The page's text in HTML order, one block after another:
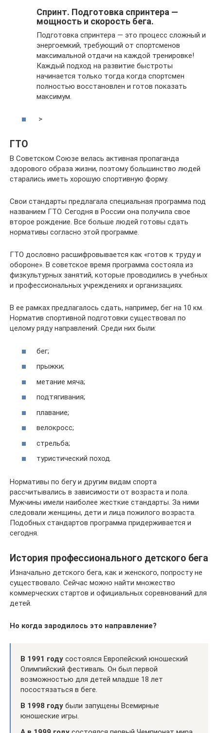
Спринт. Подготовка спринтера —
мощность и скорость бега.
Подготовка спринтера — это процесс сложный и
энергоемкий, требующий от спортсменов
максимальной отдачи на каждой тренировке!
Каждый подход на развитие быстроты
начинается только тогда когда спортсмен
полностью восстановлен и готов показать
максимум.
>
ГТО
В Советском Союзе велась активная пропаганда
здорового образа жизни, поэтому большинство людей
старались иметь хорошую спортивную форму.
Свои стандарты предлагала специальная программа под
названием ГТО. Сегодня в России она получила свое
второе рождение. Все больше людей готовы сдать
нормативы согласно этой программе.
ГТО дословно расшифровывается как «готов к труду и
обороне». В советское время программа состояла из
физкультурных занятий, которые проводились в учебных
и профессиональных учреждениях и организациях.
В ее рамках предлагалось сдать, например, бег на 10 км.
Норматив спортивной подготовки существовал по
целому ряду направлений. Среди них были:
бег;
прыжки;
метание мяча;
подтягивания;
плавание;
велокросс;
стрельба;
туристический поход.
Нормативы по бегу и другим видам спорта
рассчитывались в зависимости от возраста и пола.
Мужчины имели наиболее жесткие стандарты. За ними
следовали женщины, дети и лица пожилого возраста.
Подобных стандартов программа придерживается и
сегодня.
История профессионального детского бега
Изначально детского бега, как и женского, попросту не
существовало. Сейчас можно найти множество
коммерческих стартов и официальных соревнований для
детей.
Но когда зародилось это направление?
В 1991 году состоялся Европейский юношеский
Олимпийский фестиваль. Он был первой
возможностью для детей младше 18 лет
посостязаться в беге.
В 1998 году были запущены Всемирные
юношеские игры.